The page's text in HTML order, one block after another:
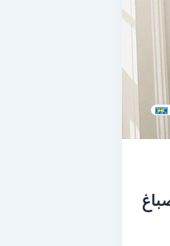
/ 66405052 / صباغ